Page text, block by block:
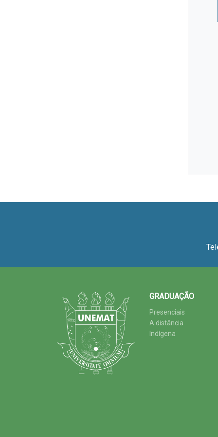
GRADUAÇÃO
Presenciais
A distância
Indígena